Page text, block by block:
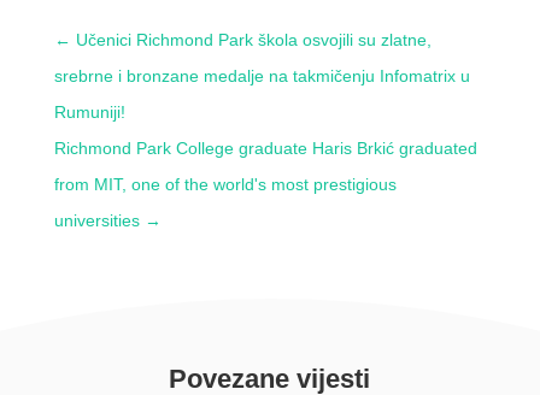
← Učenici Richmond Park škola osvojili su zlatne,
srebrne i bronzane medalje na takmičenju Infomatrix u
Rumuniji!
Richmond Park College graduate Haris Brkić graduated
from MIT, one of the world's most prestigious
universities→
Povezane vijesti